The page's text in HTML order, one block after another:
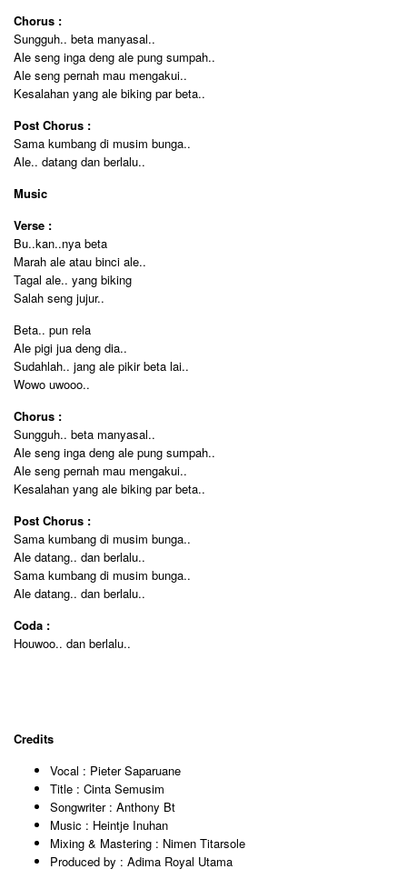
Chorus :
Sungguh.. beta manyasal..
Ale seng inga deng ale pung sumpah..
Ale seng pernah mau mengakui..
Kesalahan yang ale biking par beta..
Post Chorus :
Sama kumbang di musim bunga..
Ale.. datang dan berlalu..
Music
Verse :
Bu..kan..nya beta
Marah ale atau binci ale..
Tagal ale.. yang biking
Salah seng jujur..
Beta.. pun rela
Ale pigi jua deng dia..
Sudahlah.. jang ale pikir beta lai..
Wowo uwooo..
Chorus :
Sungguh.. beta manyasal..
Ale seng inga deng ale pung sumpah..
Ale seng pernah mau mengakui..
Kesalahan yang ale biking par beta..
Post Chorus :
Sama kumbang di musim bunga..
Ale datang.. dan berlalu..
Sama kumbang di musim bunga..
Ale datang.. dan berlalu..
Coda :
Houwoo.. dan berlalu..
Credits
Vocal : Pieter Saparuane
Title : Cinta Semusim
Songwriter : Anthony Bt
Music : Heintje Inuhan
Mixing & Mastering : Nimen Titarsole
Produced by : Adima Royal Utama